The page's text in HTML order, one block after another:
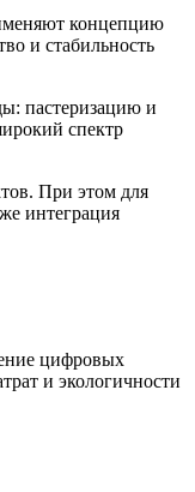
концепцию
и стабильность
пастеризацию и
спектр
При этом для
интеграция
цифровых
и экологичности